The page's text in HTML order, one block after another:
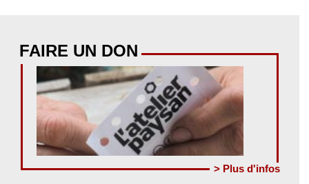
FAIRE UN DON
> Plus d'infos